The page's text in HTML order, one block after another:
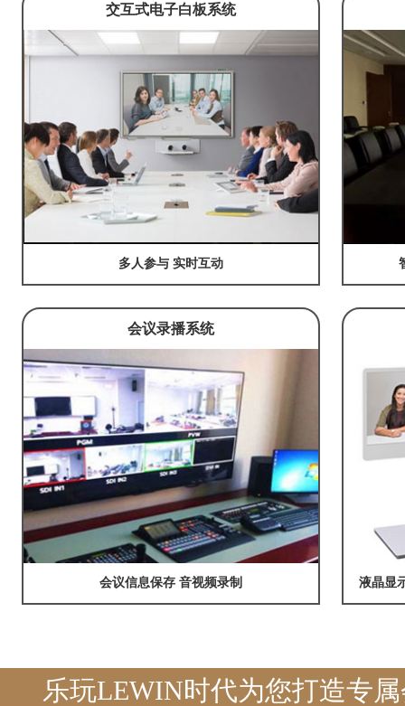
交互式电子白板系统
多人参与 实时互动
会议录播系统
会议信息保存 音视频录制 液晶显
乐玩LEWIN时代为您打造专